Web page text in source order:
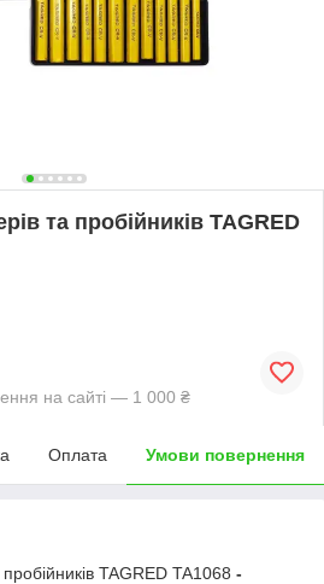
та пробійників TAGRED
на сайті — 1 000 ₴
Оплата Умови повернення
TAGRED TA1068 -